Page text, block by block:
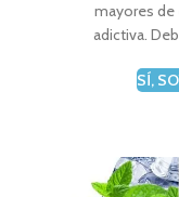
mayores de
adictiva.
SÍ,